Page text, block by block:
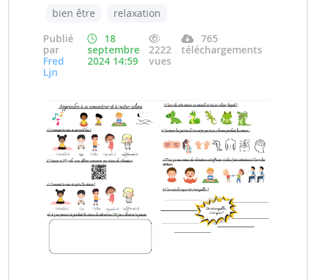
bien être
relaxation
Publié
par
Fred
Ljn
18
septembre
2024 14:59
2222
vues
765
téléchargements